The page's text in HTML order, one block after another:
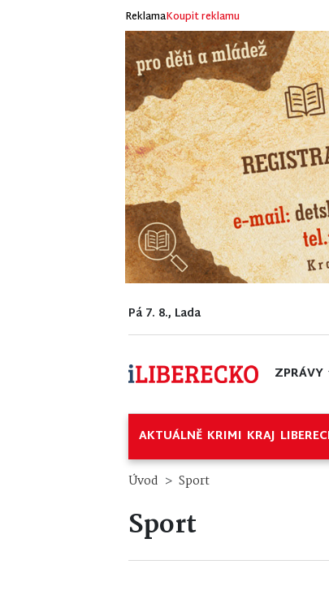
ReklamaKoupit reklamu
Pá 7. 8., Lada
ZPRÁVY
AKTUÁLNĚ KRIMI KRAJ
Úvod Sport
Sport